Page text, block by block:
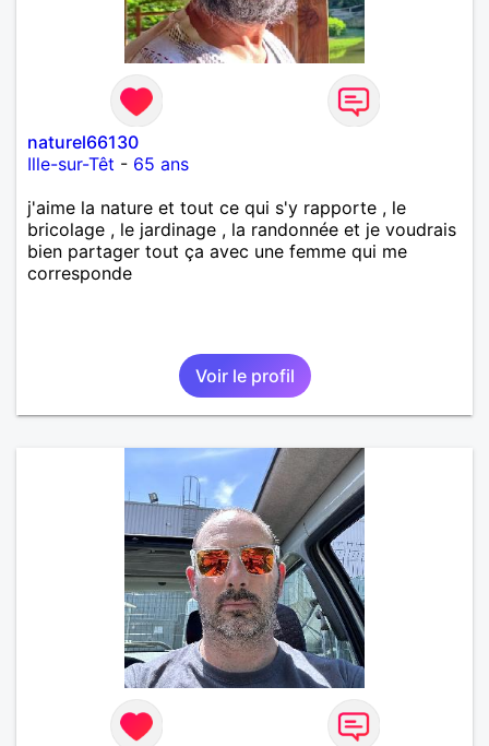
naturel66130
Ille-sur-Têt - 65 ans
j'aime la nature et tout ce qui s'y rapporte , le
bricolage , le jardinage , la randonnée et je voudrais
bien partager tout ça avec une femme qui me
corresponde
Voir le profil